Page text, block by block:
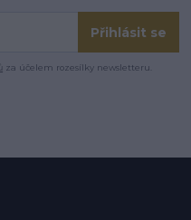
Přihlásit se
za účelem rozesílky newsletteru.